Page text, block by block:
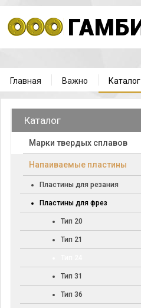
Главная Важно Каталог
Каталог
Марки твердых сплавов
Напаиваемые пластины
Пластины для резания
Пластины для фрез
Тип 20
Тип 21
Тип 31
Тип 36